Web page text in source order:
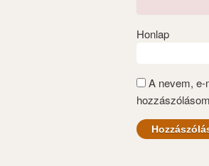
Honlap
A nevem,